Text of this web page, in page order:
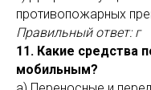
противопожарных
Правильный ответ: г
11. Какие средства
мобильным?